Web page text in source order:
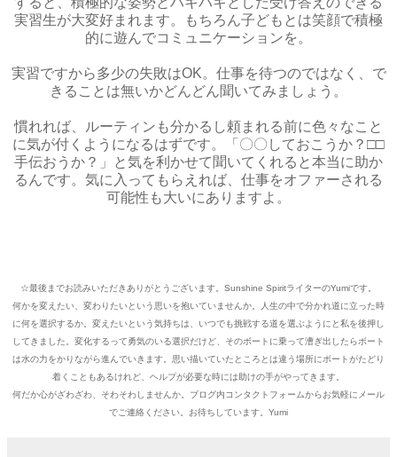
実習生が大変好まれます。もちろん子どもとは笑顔で積極
的に遊んでコミュニケーションを。
実習ですから多少の失敗はOK。仕事を待つのではなく、で
きることは無いかどんどん聞いてみましょう。
慣れれば、ルーティンも分かるし頼まれる前に色々なこと
に気が付くようになるはずです。「〇〇しておこうか？□□
手伝おうか？」と気を利かせて聞いてくれると本当に助か
るんです。気に入ってもらえれば、仕事をオファーされる
可能性も大いにありますよ。
☆最後までお読みいただきありがとうございます。Sunshine SpiritライターのYumiです。
何かを変えたい、変わりたいという思いを抱いていませんか。人生の中で分かれ道に立った時
に何を選択するか。変えたいという気持ちは、いつでも挑戦する道を選ぶようにと私を後押し
してきました。変化するって勇気のいる選択だけど、そのボートに乗って漕ぎ出したらボート
は水の力をかりながら進んでいきます。思い描いていたところとは違う場所にボートがたどり
着くこともあるけれど、ヘルプが必要な時には助けの手がやってきます。
何だか心がざわざわ、そわそわしませんか。ブログ内コンタクトフォームからお気軽にメール
でご連絡ください。お待ちしています。Yumi